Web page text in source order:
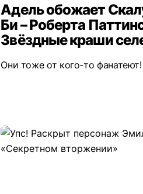
Адель обожает
Би – Роберта
Звёздные краши
Они тоже от кого-то фанатеют!